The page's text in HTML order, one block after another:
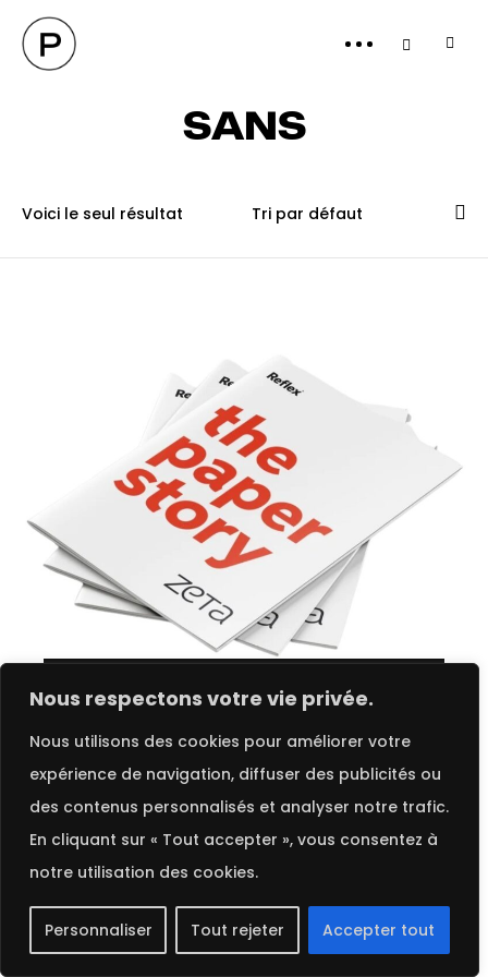
Nous respectons votre vie privée.
Nous utilisons des cookies pour améliorer votre
expérience de navigation, diffuser des publicités ou
des contenus personnalisés et analyser notre trafic.
En cliquant sur « Tout accepter », vous consentez à
notre utilisation des cookies.
Personnaliser Tout rejeter Accepter tout
SANS
Voici le seul résultat
Reflex | Zeta Wove
2025 © Procop. Tous droits réservés.